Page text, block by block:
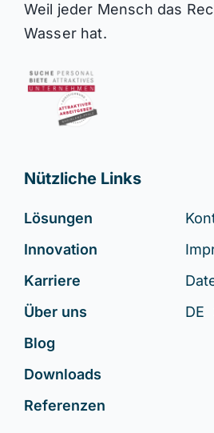
Weil jeder Mensch das
Wasser hat.
Nützliche Links
Lösungen
Innovation
Karriere
Über uns
Blog
Downloads
Referenzen
DE